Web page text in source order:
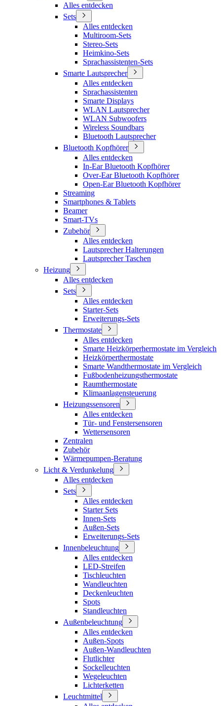
Alles entdecken
Sets
Alles entdecken
Multiroom-Sets
Stereo-Sets
Heimkino-Sets
Sprachassistenten-Sets
Smarte Lautsprecher
Alles entdecken
Sprachassistenten
Smarte Displays
WLAN Lautsprecher
WLAN Subwoofers
Wireless Soundbars
Bluetooth Lautsprecher
Bluetooth Kopfhörer
Alles entdecken
In-Ear Bluetooth Kopfhörer
Over-Ear Bluetooth Kopfhörer
Open-Ear Bluetooth Kopfhörer
Streaming
Smartphones & Tablets
Beamer
Smart-TVs
Zubehör
Alles entdecken
Lautsprecher Halterungen
Lautsprecher Taschen
Heizung
Alles entdecken
Sets
Alles entdecken
Starter-Sets
Erweiterungs-Sets
Thermostate
Alles entdecken
Smarte Heizkörperhermostate im Vergleich
Heizkörperthermostate
Smarte Wandthermostate im Vergleich
Fußbodenheizungsthermostate
Raumthermostate
Klimaanlagensteuerung
Heizungssensoren
Alles entdecken
Tür- und Fenstersensoren
Wettersensoren
Zentralen
Zubehör
Wärmepumpen-Beratung
Licht & Verdunkelung
Alles entdecken
Sets
Alles entdecken
Starter Sets
Innen-Sets
Außen-Sets
Erweiterungs-Sets
Innenbeleuchtung
Alles entdecken
LED-Streifen
Tischleuchten
Wandleuchten
Deckenleuchten
Spots
Standleuchten
Außenbeleuchtung
Alles entdecken
Außen-Spots
Außen-Wandleuchten
Flutlichter
Sockelleuchten
Wegeleuchten
Lichterketten
Leuchtmittel